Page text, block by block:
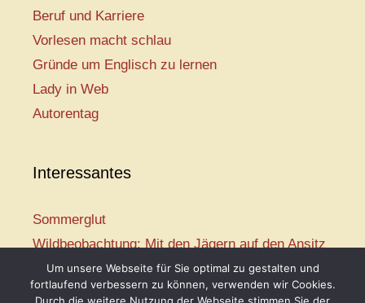
Beruf und Karriere
Vorlesen macht schlau
Gründe um Englisch zu lernen
Lady in Web
Autorentag
Interessantes
Sommerglut
Wildbeobachtung: Mit den Jägern auf den Ansitz
Mir ist so heiß
Mission: Rettungsschwimmer
Um unsere Webseite für Sie optimal zu gestalten und
fortlaufend verbessern zu können, verwenden wir Cookies.